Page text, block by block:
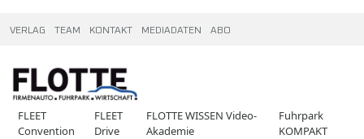
VERLAG TEAM KONTAKT MEDIADATEN ABO
FLEET
Convention
FLEET
Drive
FLOTTE WISSEN Video-
Akademie
Fuhrpark
KOMPAKT